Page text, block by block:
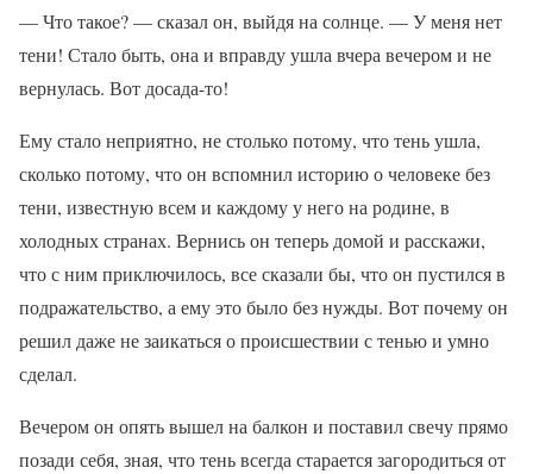
— Что такое? — сказал он, выйдя на солнце. — У меня нет
тени! Стало быть, она и вправду ушла вчера вечером и не
вернулась. Вот досада-то!
Ему стало неприятно, не столько потому, что тень ушла,
сколько потому, что он вспомнил историю о человеке без
тени, известную всем и каждому у него на родине, в
холодных странах. Вернись он теперь домой и расскажи,
что с ним приключилось, все сказали бы, что он пустился в
подражательство, а ему это было без нужды. Вот почему он
решил даже не заикаться о происшествии с тенью и умно
сделал.
Вечером он опять вышел на балкон и поставил свечу прямо
позади себя, зная, что тень всегда старается загородиться от